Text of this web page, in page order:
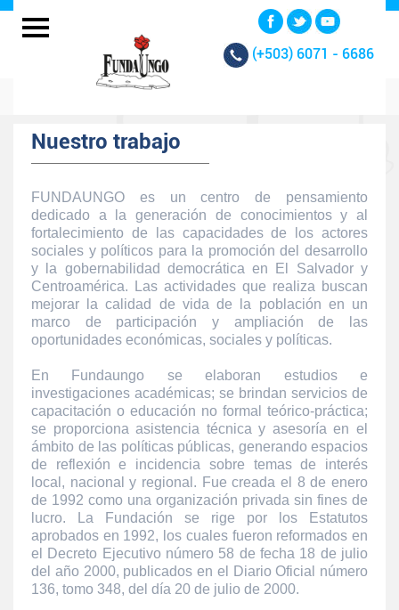
(+503) 6071 - 6686
Nuestro trabajo
FUNDAUNGO es un centro de pensamiento
dedicado a la generación de conocimientos y al
fortalecimiento de las capacidades de los actores
sociales y políticos para la promoción del desarrollo
y la gobernabilidad democrática en El Salvador y
Centroamérica. Las actividades que realiza buscan
mejorar la calidad de vida de la población en un
marco de participación y ampliación de las
oportunidades económicas, sociales y políticas.
En Fundaungo se elaboran estudios e
investigaciones académicas; se brindan servicios de
capacitación o educación no formal teórico-práctica;
se proporciona asistencia técnica y asesoría en el
ámbito de las políticas públicas, generando espacios
de reflexión e incidencia sobre temas de interés
local, nacional y regional. Fue creada el 8 de enero
de 1992 como una organización privada sin fines de
lucro. La Fundación se rige por los Estatutos
aprobados en 1992, los cuales fueron reformados en
el Decreto Ejecutivo número 58 de fecha 18 de julio
del año 2000, publicados en el Diario Oficial número
136, tomo 348, del día 20 de julio de 2000.